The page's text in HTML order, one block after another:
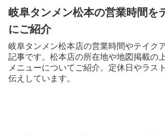
岐阜タンメン松本の営業時間を
にご紹介
岐阜タンメン松本店の営業時間やテイク
記事です。松本店の所在地や地図掲載の
メニューについてご紹介。定休日やラス
伝えしています。